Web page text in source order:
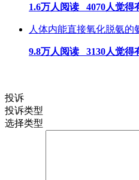
1.6万人阅读 4070人觉得
人体内能直接氧化脱氨的
9.8万人阅读 3130人觉得
投诉
投诉类型
选择类型